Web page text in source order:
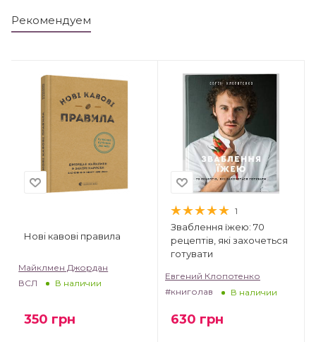
Рекомендуем
Нові кавові правила
Майклмен Джордан
ВСЛ
В наличии
350 грн
1
Зваблення їжею: 70
рецептів, які захочеться
готувати
Евгений Клопотенко
#книголав
В наличии
630 грн